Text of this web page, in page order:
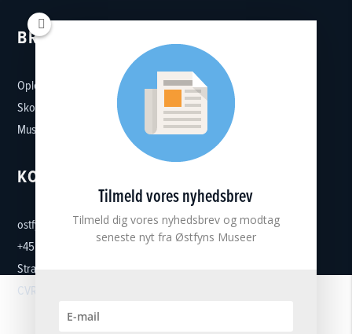
BRUG MUSEET
Oplevelser
Skoler
Museumsforeninger
KONTAKT
ostfynsmuseer@ostfynsmuseer.dk
+45 65 32 37 27
Strandgade 5, 5300 Kerteminde
CVR: 18101513
Tilmeld vores nyhedsbrev
Tilmeld dig vores nyhedsbrev og modtag
seneste nyt fra Østfyns Museer